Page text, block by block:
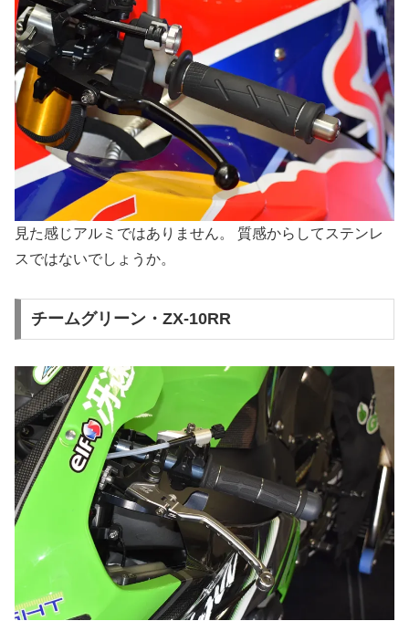
見た感じアルミではありません。 質感からしてステンレ
スではないでしょうか。
チームグリーン・ZX-10RR